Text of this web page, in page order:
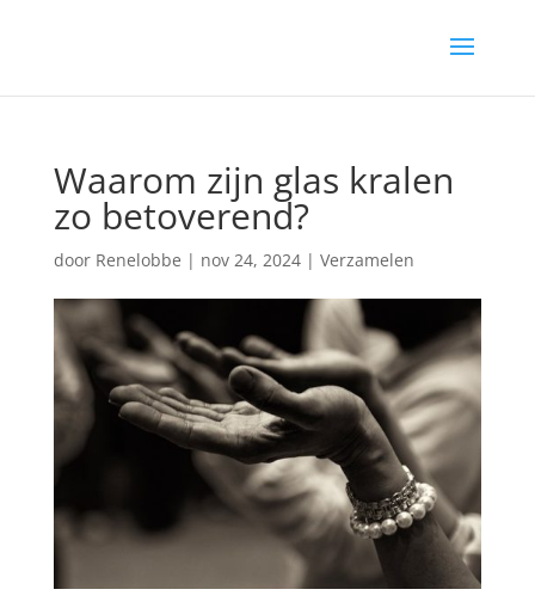
Waarom zijn glas kralen
zo betoverend?
door Renelobbe | nov 24, 2024| Verzamelen